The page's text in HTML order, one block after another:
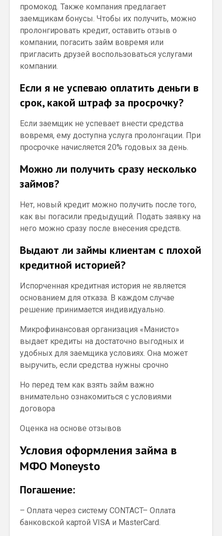
промокод. Также компания предлагает
заемщикам бонусы. Чтобы их получить, можно
пролонгировать кредит, оставить отзыв о
компании, погасить займ вовремя или
пригласить друзей воспользоваться услугами
компании.
Если я не успеваю оплатить деньги в
срок, какой штраф за просрочку?
Если заемщик не успевает внести средства
вовремя, ему доступна услуга пролонгации. При
просрочке начисляется 20% годовых за день.
Можно ли получить сразу несколько
займов?
Нет, новый кредит можно получить после того,
как вы погасили предыдущий. Подать заявку на
него можно сразу после внесения средств.
Выдают ли займы клиентам с плохой
кредитной историей?
Испорченная кредитная история не является
основанием для отказа. В каждом случае
решение принимается индивидуально.
Микрофинансовая организация «Манисто»
выдает кредиты на достаточно выгодных и
удобных для заемщика условиях. Она может
выручить, если средства нужны срочно
Но перед тем как взять займ важно
внимательно ознакомиться с условиями
договора
Оценка на основе отзывов
Условия оформления займа в
МФО Moneysto
Погашение:
– Оплата через систему CONTACT– Оплата
банковской картой VISA и MasterCard.